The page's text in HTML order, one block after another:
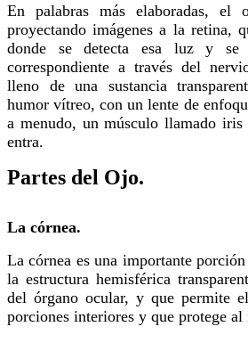
En palabras más elaboradas, el
proyectando imágenes a la retina,
donde se detecta esa luz y se
correspondiente a través del
lleno de una sustancia
humor vítreo, con un lente de
a menudo, un músculo llamado
entra.
Partes del Ojo.
La córnea.
La córnea es una importante
la estructura hemisférica
del órgano ocular, y que permite
porciones interiores y que protege